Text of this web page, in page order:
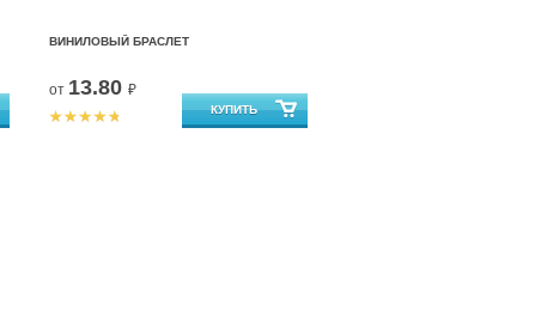
ВИНИЛОВЫЙ БРАСЛЕТ
от 13.80 ₽